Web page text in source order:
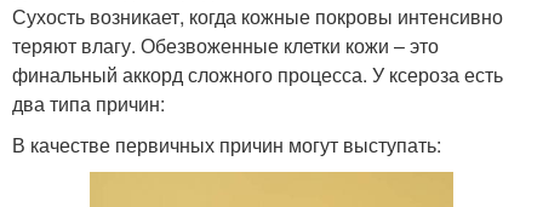
Сухость возникает, когда кожные покровы интенсивно
теряют влагу. Обезвоженные клетки кожи – это
финальный аккорд сложного процесса. У ксероза есть
два типа причин:
В качестве первичных причин могут выступать: